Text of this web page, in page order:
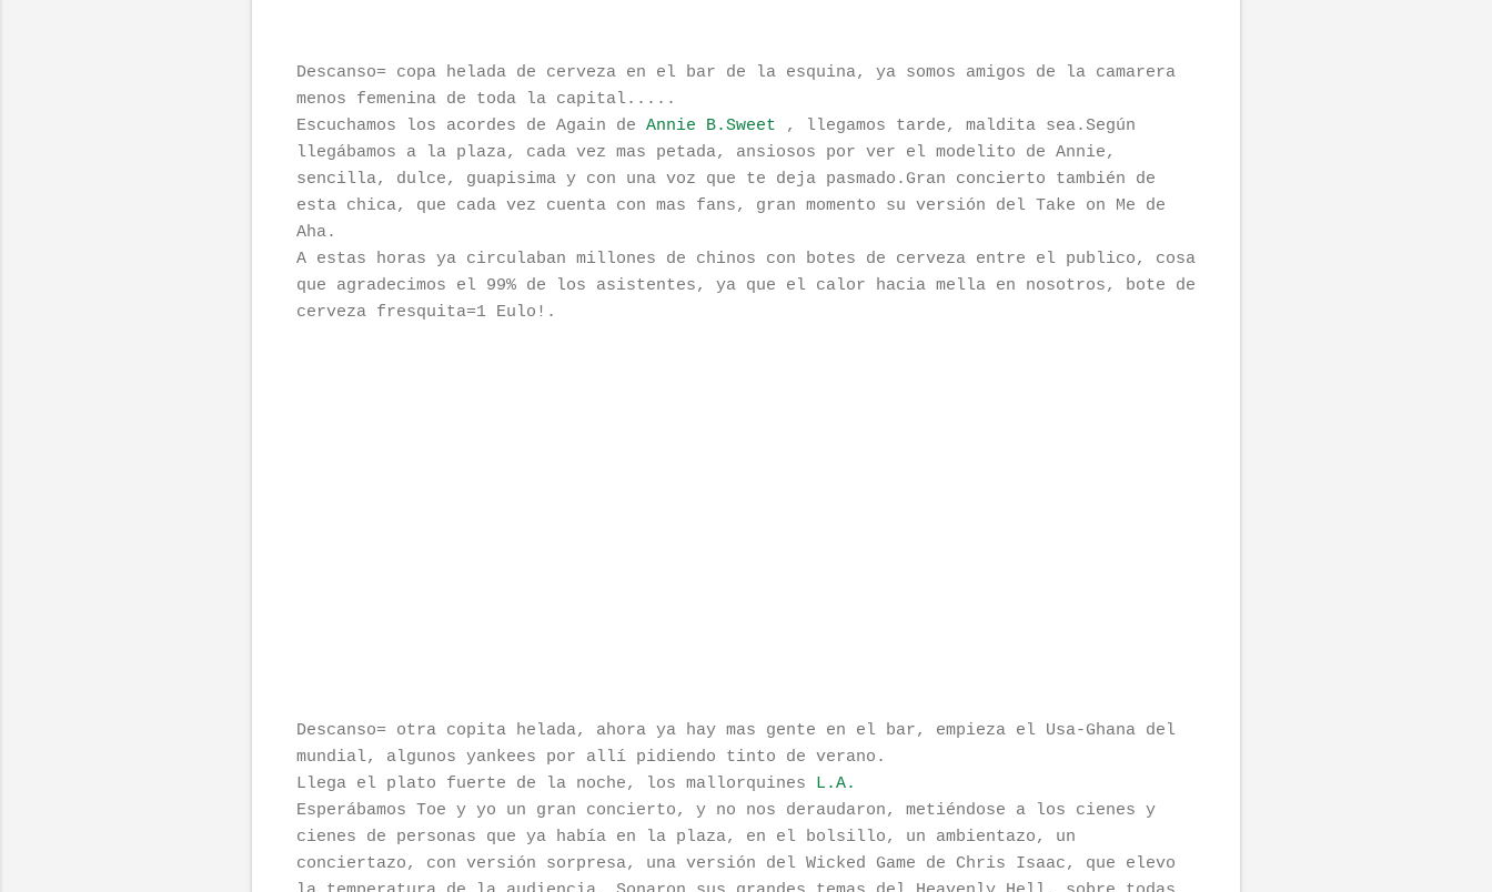
Descanso= copa helada de cerveza en el bar de la esquina, ya somos amigos de la camarera
menos femenina de toda la capital.....
Escuchamos los acordes de Again de Annie B.Sweet
, llegamos tarde, maldita sea.Según
llegábamos a la plaza, cada vez mas petada, ansiosos por ver el modelito de Annie,
sencilla, dulce, guapisima y con una voz que te deja pasmado.Gran concierto también de
esta chica, que cada vez cuenta con mas fans, gran momento su versión del Take on Me de
Aha.
A estas horas ya circulaban millones de chinos con botes de cerveza entre el publico, cosa
que agradecimos el 99% de los asistentes, ya que el calor hacia mella en nosotros, bote de
cerveza fresquita=1 Eulo!.
Descanso= otra copita helada, ahora ya hay mas gente en el bar, empieza el Usa-Ghana del
mundial, algunos yankees por allí pidiendo tinto de verano.
Llega el plato fuerte de la noche, los mallorquines L.A.
Esperábamos Toe y yo un gran concierto, y no nos deraudaron, metiéndose a los cienes y
cienes de personas que ya había en la plaza, en el bolsillo, un ambientazo, un
conciertazo, con versión sorpresa, una versión del Wicked Game de Chris Isaac, que elevo